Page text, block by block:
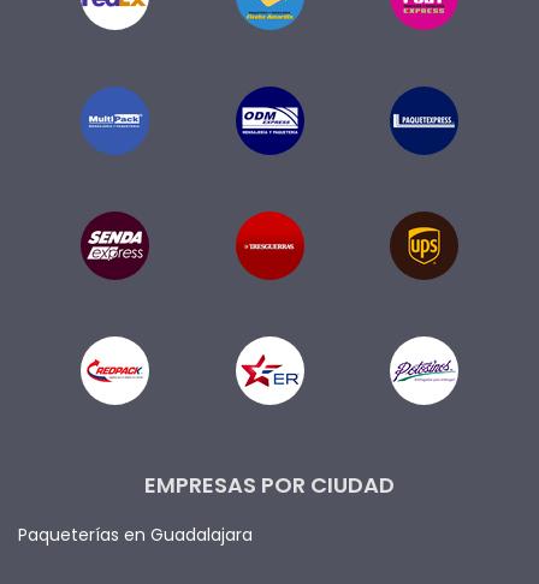
EMPRESAS POR CIUDAD
Paqueterías en Guadalajara